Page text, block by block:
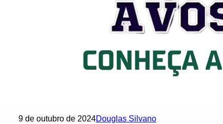
9 de outubro de 2024Douglas Silvano